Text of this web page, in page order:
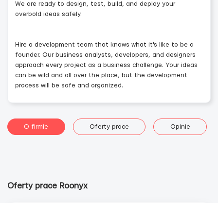
We are ready to design, test, build, and deploy your
overbold ideas safely.
Hire a development team that knows what it's like to be a
founder. Our business analysts, developers, and designers
approach every project as a business challenge. Your ideas
can be wild and all over the place, but the development
process will be safe and organized.
O firmie Oferty prace Opinie
Oferty prace Roonyx